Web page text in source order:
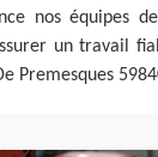
nos équipes
un travail
Premesques